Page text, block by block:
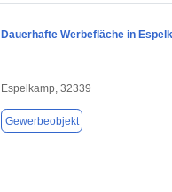
Dauerhafte Werbefläche in
Espelkamp, 32339
Gewerbeobjekt